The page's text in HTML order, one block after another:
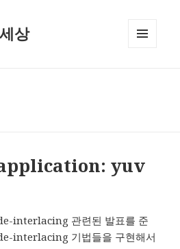
상
application: yuv
interlacing 관련된 발표를 준
interlacing 기법들을 구현해서